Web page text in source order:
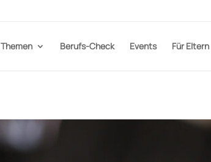
Themen Berufs-Check Events Für Eltern